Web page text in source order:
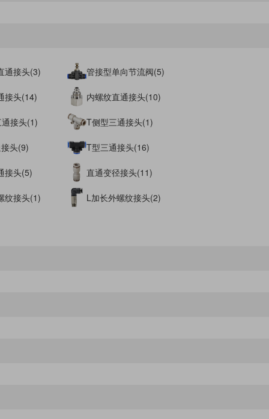
通接头(3) 管接型单向节流阀(5)
接头(14) 内螺纹直通接头(10)
接头(1) T侧型三通接头(1)
头(9) T型三通接头(16)
接头(5) 直通变径接头(11)
纹接头(1) L加长外螺纹接头(2)